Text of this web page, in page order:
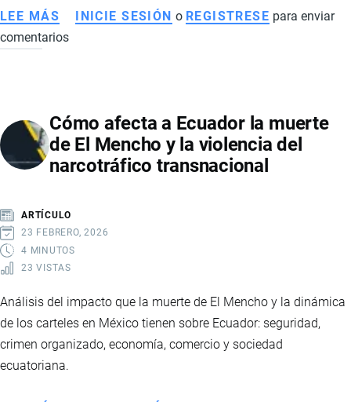
LEE MÁS SOBRE
CRISIS
EN
ECUADOR:
CAUSAS,
EFECTOS
ECONÓMICOS
INICIE SESIÓN o REGISTRESE para enviar
comentarios
Cómo afecta a Ecuador la muerte
de El Mencho y la violencia del
narcotráfico transnacional
ARTÍCULO
23 FEBRERO, 2026
4 MINUTOS
23 VISTAS
Análisis del impacto que la muerte de El Mencho y la dinámica
de los carteles en México tienen sobre Ecuador: seguridad,
crimen organizado, economía, comercio y sociedad
ecuatoriana.